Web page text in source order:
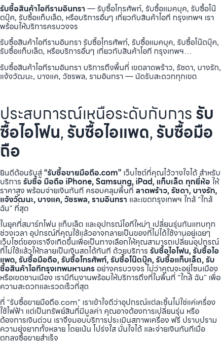
รับซื้อสินค้าไอทีรามอินทรา — รับซื้อโทรศัพท์, รับซื้อแมคบุค, รับซื้อโน๊
ตบุ๊ค, รับซื้อแท็บเล็ต, หรือบริการอื่นๆ เกี่ยวกับสินค้าไอที กรุงเทพฯ เรา
พร้อมให้บริการครบวงจร
รับซื้อสินค้าไอทีรามอินทรา รับซื้อโทรศัพท์, รับซื้อแมคบุค, รับซื้อโน๊ตบุ๊ค,
รับซื้อแท็บเล็ต, หรือบริการอื่นๆ เกี่ยวกับสินค้าไอที กรุงเทพฯ…
รับซื้อสินค้าไอทีรามอินทรา บริการถึงพื้นที่ เขตลาดพร้าว, รัชดา, บางรัก,
แจ้งวัฒนะ, บางแค, วัชรพล, รามอินทรา — นัดรับสะดวกทุกเขต
ประสบการณ์เหนือระดับกับการรับ
ซื้อไอโฟน,รับซื้อไอแพด,รับซื้อมือ
ถือ
ยินดีต้อนรับสู่ “รับซื้อขายมือถือ.com” เว็บไซต์ที่คุณไว้วางใจได้ สำหรับ
บริการ รับซื้อ มือถือ iPhone, Samsung, iPad, แท็บเล็ต ทุกยี่ห้อ ให้
ราคาสูง พร้อมจ่ายเงินทันที ครอบคลุมพื้นที่ ลาดพร้าว, รัชดา, บางรัก,
แจ้งวัฒนะ, บางแค, วัชรพล, รามอินทรา และเขตกรุงเทพฯ ใกล้ “ใกล้
ฉัน” ที่สุด
ในยุคที่สมาร์ทโฟน แท็บเล็ต และอุปกรณ์ไอทีใหม่ๆ เปลี่ยนรุ่นกันแทบทุก
ช่วงเวลา อุปกรณ์ที่คุณใช้แล้วอาจกลายเป็นของที่ไม่ได้ใช้งานอยู่เฉยๆ
เว็บไซต์ของเราจึงเกิดขึ้นเพื่อเป็นทางเลือกให้คุณสามารถเปลี่ยนอุปกรณ์
ที่ไม่ใช้แล้วให้กลายเป็นเงินสดได้ทันที ด้วยบริการ รับซื้อไอโฟน, รับซื้อไอ
แพด, รับซื้อมือถือ, รับซื้อโทรศัพท์, รับซื้อโน๊ตบุ๊ค, รับซื้อแท็บเล็ต, รับ
ซื้อสินค้าไอทีกรุงเทพมหานครอย่างครบวงจร ไม่ว่าคุณจะอยู่โซนเมือง
หรือเขตชานเมือง เรามีทีมงานพร้อมให้บริการถึงที่ในพื้นที่ “ใกล้ ฉัน” เพื่อ
ความสะดวกและรวดเร็วที่สุด
ที่ “รับซื้อขายมือถือ.com” เราเข้าใจดีว่าอุปกรณ์แต่ละชิ้นไม่ใช่แค่เครื่อง
ใช้ไฟฟ้า แต่เป็นทรัพย์สินที่มีมูลค่า คุณอาจต้องการเปลี่ยนรุ่น หรือ
ต้องการเงินด่วน เราจึงมอบบริการประเมินสภาพเครื่อง ฟรี ปราบปราม
ความยุ่งยากทั้งหลาย โดยเน้น โปร่งใส มั่นใจได้ และจ่ายเงินทันทีเมื่อ
ตกลงซื้อขายสำเร็จ